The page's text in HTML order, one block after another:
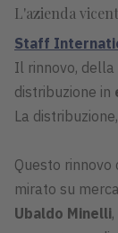
L'azienda
Staff
Il rinnovo,
distribuzione in
La
Questo
mirato su
Ubaldo Minelli